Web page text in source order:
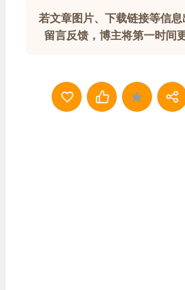
若文章图片、下载链接等信
留言反馈，博主将第一时间